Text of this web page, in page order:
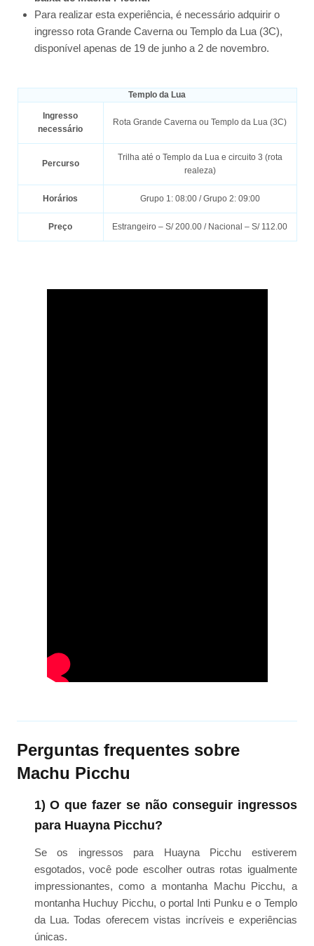
Para realizar esta experiência, é necessário adquirir o
ingresso rota Grande Caverna ou Templo da Lua (3C),
disponível apenas de 19 de junho a 2 de novembro.
Templo da Lua
Ingresso
necessário
Rota Grande Caverna ou Templo da Lua (3C)
Percurso
Trilha até o Templo da Lua e circuito 3 (rota
realeza)
Horários Grupo 1: 08:00 / Grupo 2: 09:00
Preço Estrangeiro – S/ 200.00 / Nacional – S/ 112.00
Perguntas frequentes sobre
Machu Picchu
1) O que fazer se não conseguir ingressos
para Huayna Picchu?
Se os ingressos para Huayna Picchu estiverem
esgotados, você pode escolher outras rotas igualmente
impressionantes, como a montanha Machu Picchu, a
montanha Huchuy Picchu, o portal Inti Punku e o Templo
da Lua. Todas oferecem vistas incríveis e experiências
únicas.